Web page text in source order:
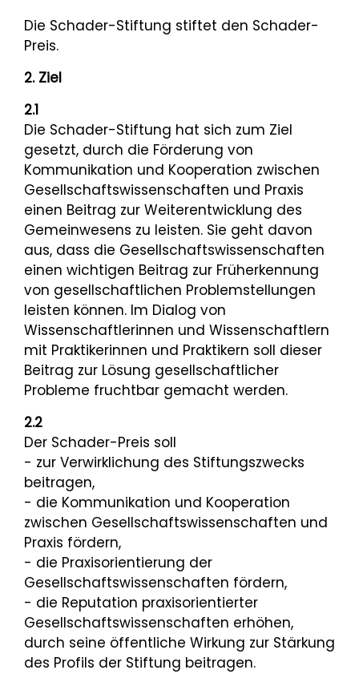
Die Schader-Stiftung stiftet den Schader-
Preis.
2. Ziel
2.1
Die Schader-Stiftung hat sich zum Ziel
gesetzt, durch die Förderung von
Kommunikation und Kooperation zwischen
Gesellschaftswissenschaften und Praxis
einen Beitrag zur Weiterentwicklung des
Gemeinwesens zu leisten. Sie geht davon
aus, dass die Gesellschaftswissenschaften
einen wichtigen Beitrag zur Früherkennung
von gesellschaftlichen Problemstellungen
leisten können. Im Dialog von
Wissenschaftlerinnen und Wissenschaftlern
mit Praktikerinnen und Praktikern soll dieser
Beitrag zur Lösung gesellschaftlicher
Probleme fruchtbar gemacht werden.
2.2
Der Schader-Preis soll
- zur Verwirklichung des Stiftungszwecks
beitragen,
- die Kommunikation und Kooperation
zwischen Gesellschaftswissenschaften und
Praxis fördern,
- die Praxisorientierung der
Gesellschaftswissenschaften fördern,
- die Reputation praxisorientierter
Gesellschaftswissenschaften erhöhen,
durch seine öffentliche Wirkung zur Stärkung
des Profils der Stiftung beitragen.